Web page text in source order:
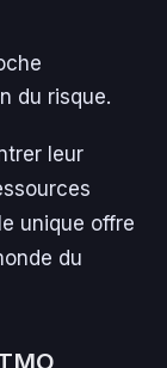
du risque.
leur
unique offre
du